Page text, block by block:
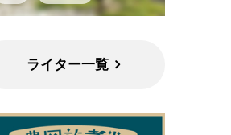
ライター一覧